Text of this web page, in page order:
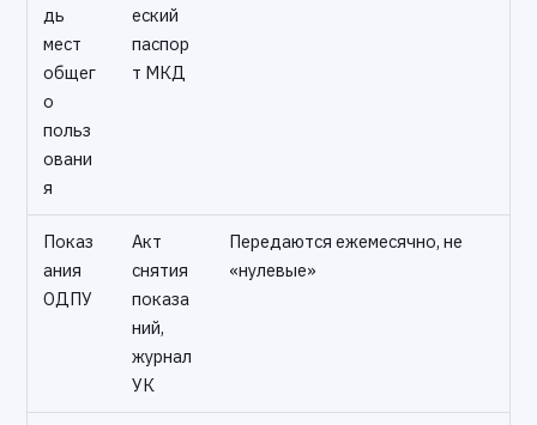
дь
мест
общег
о
польз
овани
я
еский
паспор
т МКД
Показ
ания
ОДПУ
Акт
снятия
показа
ний,
журнал
УК
Передаются ежемесячно, не
«нулевые»